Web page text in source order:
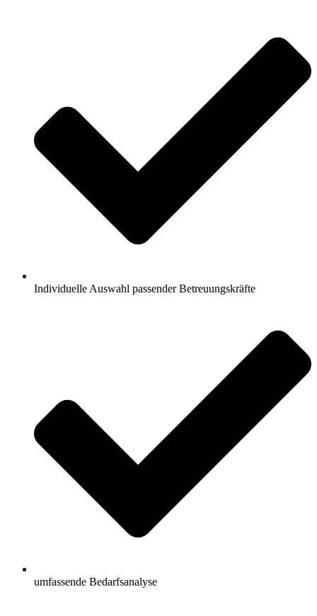
Individuelle Auswahl passender Betreuungskräfte
umfassende Bedarfsanalyse